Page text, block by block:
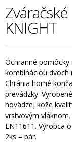
KNIGHT
Ochranné pomôcky
kombináciou dvoch
Chránia horné
prevádzky.
hovädzej kože
vrstvovým
EN11611. Výrobca
2ks = pár.